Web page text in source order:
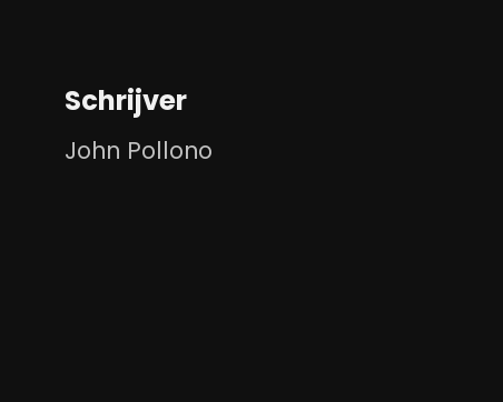
Schrijver
John Pollono